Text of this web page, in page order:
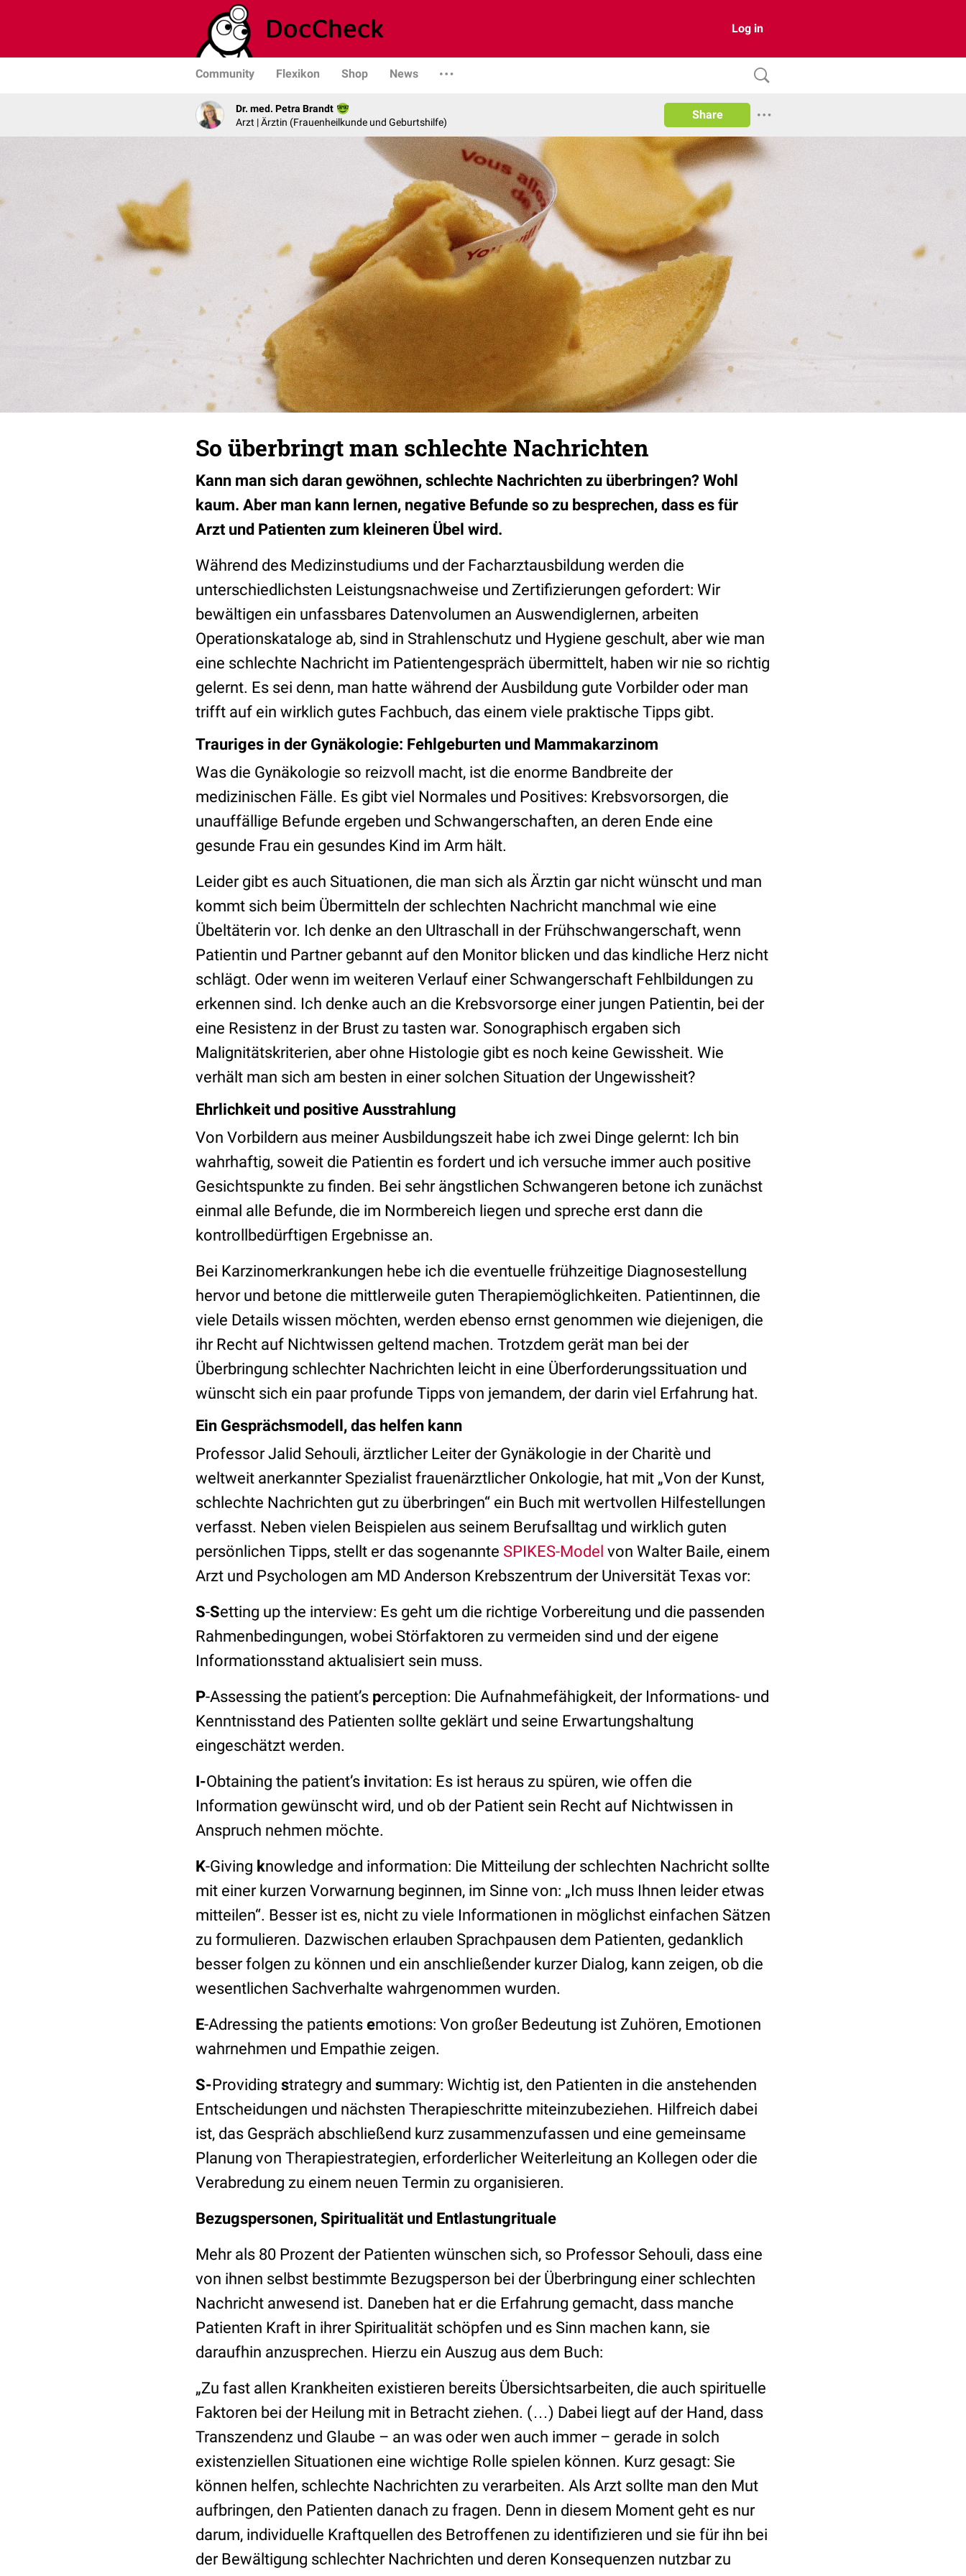
Log in
Community Flexikon Shop News
Dr. med. Petra Brandt
Arzt | Ärztin (Frauenheilkunde und Geburtshilfe)
Share
So überbringt man schlechte Nachrichten
Kann man sich daran gewöhnen, schlechte Nachrichten zu überbringen? Wohl
kaum. Aber man kann lernen, negative Befunde so zu besprechen, dass es für
Arzt und Patienten zum kleineren Übel wird.
Während des Medizinstudiums und der Facharztausbildung werden die
unterschiedlichsten Leistungsnachweise und Zertifizierungen gefordert: Wir
bewältigen ein unfassbares Datenvolumen an Auswendiglernen, arbeiten
Operationskataloge ab, sind in Strahlenschutz und Hygiene geschult, aber wie man
eine schlechte Nachricht im Patientengespräch übermittelt, haben wir nie so richtig
gelernt. Es sei denn, man hatte während der Ausbildung gute Vorbilder oder man
trifft auf ein wirklich gutes Fachbuch, das einem viele praktische Tipps gibt.
Trauriges in der Gynäkologie: Fehlgeburten und Mammakarzinom
Was die Gynäkologie so reizvoll macht, ist die enorme Bandbreite der
medizinischen Fälle. Es gibt viel Normales und Positives: Krebsvorsorgen, die
unauffällige Befunde ergeben und Schwangerschaften, an deren Ende eine
gesunde Frau ein gesundes Kind im Arm hält.
Leider gibt es auch Situationen, die man sich als Ärztin gar nicht wünscht und man
kommt sich beim Übermitteln der schlechten Nachricht manchmal wie eine
Übeltäterin vor. Ich denke an den Ultraschall in der Frühschwangerschaft, wenn
Patientin und Partner gebannt auf den Monitor blicken und das kindliche Herz nicht
schlägt. Oder wenn im weiteren Verlauf einer Schwangerschaft Fehlbildungen zu
erkennen sind. Ich denke auch an die Krebsvorsorge einer jungen Patientin, bei der
eine Resistenz in der Brust zu tasten war. Sonographisch ergaben sich
Malignitätskriterien, aber ohne Histologie gibt es noch keine Gewissheit. Wie
verhält man sich am besten in einer solchen Situation der Ungewissheit?
Ehrlichkeit und positive Ausstrahlung
Von Vorbildern aus meiner Ausbildungszeit habe ich zwei Dinge gelernt: Ich bin
wahrhaftig, soweit die Patientin es fordert und ich versuche immer auch positive
Gesichtspunkte zu finden. Bei sehr ängstlichen Schwangeren betone ich zunächst
einmal alle Befunde, die im Normbereich liegen und spreche erst dann die
kontrollbedürftigen Ergebnisse an.
Bei Karzinomerkrankungen hebe ich die eventuelle frühzeitige Diagnosestellung
hervor und betone die mittlerweile guten Therapiemöglichkeiten. Patientinnen, die
viele Details wissen möchten, werden ebenso ernst genommen wie diejenigen, die
ihr Recht auf Nichtwissen geltend machen. Trotzdem gerät man bei der
Überbringung schlechter Nachrichten leicht in eine Überforderungssituation und
wünscht sich ein paar profunde Tipps von jemandem, der darin viel Erfahrung hat.
Ein Gesprächsmodell, das helfen kann
Professor Jalid Sehouli, ärztlicher Leiter der Gynäkologie in der Charitè und
weltweit anerkannter Spezialist frauenärztlicher Onkologie, hat mit „Von der Kunst,
schlechte Nachrichten gut zu überbringen“ ein Buch mit wertvollen Hilfestellungen
verfasst. Neben vielen Beispielen aus seinem Berufsalltag und wirklich guten
persönlichen Tipps, stellt er das sogenannte SPIKES-Model von Walter Baile, einem
Arzt und Psychologen am MD Anderson Krebszentrum der Universität Texas vor:
S-Setting up the interview: Es geht um die richtige Vorbereitung und die passenden
Rahmenbedingungen, wobei Störfaktoren zu vermeiden sind und der eigene
Informationsstand aktualisiert sein muss.
P-Assessing the patient’s perception: Die Aufnahmefähigkeit, der Informations- und
Kenntnisstand des Patienten sollte geklärt und seine Erwartungshaltung
eingeschätzt werden.
I-Obtaining the patient’s invitation: Es ist heraus zu spüren, wie offen die
Information gewünscht wird, und ob der Patient sein Recht auf Nichtwissen in
Anspruch nehmen möchte.
K-Giving knowledge and information: Die Mitteilung der schlechten Nachricht sollte
mit einer kurzen Vorwarnung beginnen, im Sinne von: „Ich muss Ihnen leider etwas
mitteilen“. Besser ist es, nicht zu viele Informationen in möglichst einfachen Sätzen
zu formulieren. Dazwischen erlauben Sprachpausen dem Patienten, gedanklich
besser folgen zu können und ein anschließender kurzer Dialog, kann zeigen, ob die
wesentlichen Sachverhalte wahrgenommen wurden.
E-Adressing the patients emotions: Von großer Bedeutung ist Zuhören, Emotionen
wahrnehmen und Empathie zeigen.
S-Providing strategry and summary: Wichtig ist, den Patienten in die anstehenden
Entscheidungen und nächsten Therapieschritte miteinzubeziehen. Hilfreich dabei
ist, das Gespräch abschließend kurz zusammenzufassen und eine gemeinsame
Planung von Therapiestrategien, erforderlicher Weiterleitung an Kollegen oder die
Verabredung zu einem neuen Termin zu organisieren.
Bezugspersonen, Spiritualität und Entlastungrituale
Mehr als 80 Prozent der Patienten wünschen sich, so Professor Sehouli, dass eine
von ihnen selbst bestimmte Bezugsperson bei der Überbringung einer schlechten
Nachricht anwesend ist. Daneben hat er die Erfahrung gemacht, dass manche
Patienten Kraft in ihrer Spiritualität schöpfen und es Sinn machen kann, sie
daraufhin anzusprechen. Hierzu ein Auszug aus dem Buch:
„Zu fast allen Krankheiten existieren bereits Übersichtsarbeiten, die auch spirituelle
Faktoren bei der Heilung mit in Betracht ziehen. (…) Dabei liegt auf der Hand, dass
Transzendenz und Glaube – an was oder wen auch immer – gerade in solch
existenziellen Situationen eine wichtige Rolle spielen können. Kurz gesagt: Sie
können helfen, schlechte Nachrichten zu verarbeiten. Als Arzt sollte man den Mut
aufbringen, den Patienten danach zu fragen. Denn in diesem Moment geht es nur
darum, individuelle Kraftquellen des Betroffenen zu identifizieren und sie für ihn bei
der Bewältigung schlechter Nachrichten und deren Konsequenzen nutzbar zu